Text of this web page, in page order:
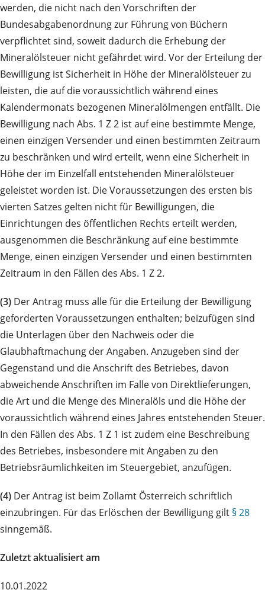
werden, die nicht nach den Vorschriften der
Bundesabgabenordnung zur Führung von Büchern
verpflichtet sind, soweit dadurch die Erhebung der
Mineralölsteuer nicht gefährdet wird. Vor der Erteilung der
Bewilligung ist Sicherheit in Höhe der Mineralölsteuer zu
leisten, die auf die voraussichtlich während eines
Kalendermonats bezogenen Mineralölmengen entfällt. Die
Bewilligung nach Abs. 1 Z 2 ist auf eine bestimmte Menge,
einen einzigen Versender und einen bestimmten Zeitraum
zu beschränken und wird erteilt, wenn eine Sicherheit in
Höhe der im Einzelfall entstehenden Mineralölsteuer
geleistet worden ist. Die Voraussetzungen des ersten bis
vierten Satzes gelten nicht für Bewilligungen, die
Einrichtungen des öffentlichen Rechts erteilt werden,
ausgenommen die Beschränkung auf eine bestimmte
Menge, einen einzigen Versender und einen bestimmten
Zeitraum in den Fällen des Abs. 1 Z 2.
(3) Der Antrag muss alle für die Erteilung der Bewilligung
geforderten Voraussetzungen enthalten; beizufügen sind
die Unterlagen über den Nachweis oder die
Glaubhaftmachung der Angaben. Anzugeben sind der
Gegenstand und die Anschrift des Betriebes, davon
abweichende Anschriften im Falle von Direktlieferungen,
die Art und die Menge des Mineralöls und die Höhe der
voraussichtlich während eines Jahres entstehenden Steuer.
In den Fällen des Abs. 1 Z 1 ist zudem eine Beschreibung
des Betriebes, insbesondere mit Angaben zu den
Betriebsräumlichkeiten im Steuergebiet, anzufügen.
(4) Der Antrag ist beim Zollamt Österreich schriftlich
einzubringen. Für das Erlöschen der Bewilligung gilt § 28
sinngemäß.
Zuletzt aktualisiert am
10.01.2022